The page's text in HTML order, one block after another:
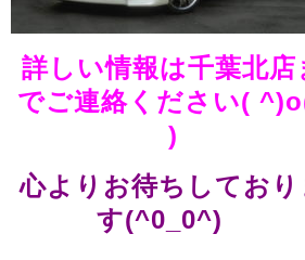
詳しい情報は千葉北店
でご連絡ください(
)
心よりお待ちしており
す(^0_0^)